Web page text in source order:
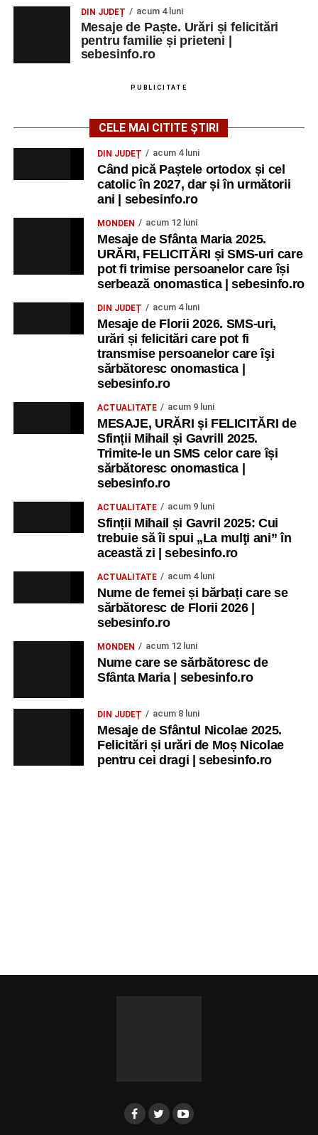
DIN JUDEȚ acum 4 luni
Mesaje de Paște. Urări și felicitări
pentru familie și prieteni |
sebesinfo.ro
PUBLICITATE
CELE MAI CITITE ȘTIRI
DIN JUDEȚ acum 4 luni
Când pică Paștele ortodox și cel
catolic în 2027, dar și în următorii
ani | sebesinfo.ro
MONDEN acum 12 luni
Mesaje de Sfânta Maria 2025.
URĂRI, FELICITĂRI și SMS-uri care
pot fi trimise persoanelor care își
serbează onomastica | sebesinfo.ro
DIN JUDEȚ acum 4 luni
Mesaje de Florii 2026. SMS-uri,
urări și felicitări care pot fi
transmise persoanelor care îşi
sărbătoresc onomastica |
sebesinfo.ro
ACTUALITATE acum 9 luni
MESAJE, URĂRI și FELICITĂRI de
Sfinții Mihail și Gavrill 2025.
Trimite-le un SMS celor care își
sărbătoresc onomastica |
sebesinfo.ro
ACTUALITATE acum 9 luni
Sfinții Mihail și Gavril 2025: Cui
trebuie să îi spui „La mulţi ani” în
această zi | sebesinfo.ro
ACTUALITATE acum 4 luni
Nume de femei și bărbați care se
sărbătoresc de Florii 2026 |
sebesinfo.ro
MONDEN acum 12 luni
Nume care se sărbătoresc de
Sfânta Maria | sebesinfo.ro
DIN JUDEȚ acum 8 luni
Mesaje de Sfântul Nicolae 2025.
Felicitări și urări de Moș Nicolae
pentru cei dragi | sebesinfo.ro